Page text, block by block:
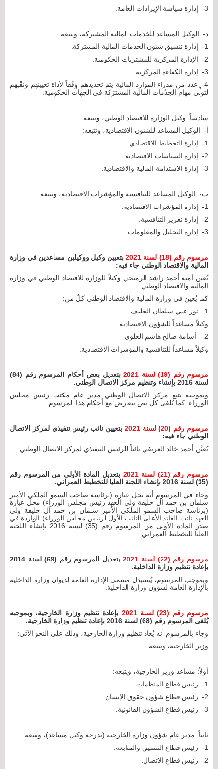
3- إدارة سياسة الإيرادات العامة.
‌د- الوكيل المساعد للخدمات المالية المشتركة، وتتبعه:
1- إدارة تنسيق شئون الخدمات المالية المشتركة.
2- الإدارة المركزية للمشتريات الحكومية.
3- إدارة الكفاءة المركزية.
4- عدد من مدراء الموارد المالية يتم تحديدهم وِفْقاً لأداة تعيينهم ونقْلِهم
لتولِّي مهام الخِدْمات المالية المشترَكة في الجهات الحكومية.
سادساً: وكيل الوزارة للاقتصاد الوطني، ويتبعه:
‌أ- الوكيل المساعد للشئون الاقتصادية، وتتبعه:
1- إدارة التخطيط الاقتصادي.
2- إدارة السياسات الاقتصادية.
3- إدارة الاستدامة المالية والاقتصادية.
‌ب- الوكيل المساعد للتنافسية والمؤشرات الاقتصادية، وتتبعه:
1- إدارة المؤشرات الاقتصادية.
2- إدارة تعزيز التنافسية.
3- إدارة التحليل والمعلومات.
مرسوم رقم (18) لسنة 2021
بتعيين وكيل ووكيلين مساعدين في وزارة
المالية والاقتصاد الوطني جاء فيه:
تُعين آمنة أحمد راشد الرميحي وكيلاً للوزارة للاقتصاد الوطني في وزارة
المالية والاقتصاد الوطني.
كما يُعين في وزارة المالية والاقتصاد الوطني كلٌ من:
1- نور علي سلطان الخليف
وكيلاً مساعداً للشؤون الاقتصادية.
2- أسامة صالح هاشم العلوي
وكيلاً مساعداً للتنافسية والمؤشرات الاقتصادية.
مرسوم رقم (19) لسنة 2021
بتعديل بعض أحكام المرسوم رقم (84)
لسنة 2016 بإنشاء وتنظيم مركز الاتصال الوطني.
وبموجبه يتبع مركز الاتصال الوطني مدير عام مكتب رئيس مجلس
الوزراء. كما يُلغى كل نص يتعارض مع أحكام هذا المرسوم.
مرسوم رقم (20) لسنة 2021
بتعيين نائب رئيس تنفيذي لمركز الاتصال
الوطني جاء فيه:
يُعيَّن أحمد خالد العريفي نائباً للرئيس التنفيذي لمركز الاتصال الوطني.
مرسوم رقم (21) لسنة 2021
بتعديل المادة الأولى من المرسوم رقم
(35) لسنة 2016 بإنشاء اللجنة العليا للتخطيط العمراني.
وجاء في المرسوم أنه تحل عبارة (برئاسة صاحب السمو الملكي الأمير
سلمان بن حمد آل خليفة ولي العهد رئيس مجلس الوزراء) محل عبارة
(برئاسة صاحب السمو الملكي الأمير سلمان بن حمد آل خليفة ولي
العهد نائب القائد الأعلى النائب الأول لرئيس مجلس الوزراء) الواردة في
صدر المادة الأولى من المرسوم رقم (35) لسنة 2016 بإنشاء اللجنة
العليا للتخطيط العمراني.
مرسوم رقم (22) لسنة 2021
بتعديل المرسوم رقم (69) لسنة 2014
بإعادة تنظيم وزارة الداخلية.
وبموجب المرسوم، يُستبدل مسمى الإدارة العامة لديوان وزارة الداخلية
بالإدارة العامة لشؤون وزارة الداخلية.
مرسوم رقم (23) لسنة 2021
بإعادة تنظيم وزارة الخارجية، وبموجبه
يُلغى المرسوم رقم (68) لسنة 2016 بإعادة تنظيم وزارة الخارجية.
وجاء بالمرسوم أنه يُعاد تنظيم وزارة الخارجية، وذلك على النحو الآتي:
وزير الخارجية، ويتبعه:
أولاً: مساعد وزير الخارجية، ويتبعه:
1- رئيس قطاع المنظمات.
2- رئيس قطاع شؤون حقوق الإنسان.
3- رئيس قطاع الشؤون القانونية.
ثانياً: مدير عام شؤون وزارة الخارجية (بدرجة وكيل مساعد)، ويتبعه:
1- رئيس قطاع التنسيق والمتابعة.
2- رئيس قطاع الاتصال.